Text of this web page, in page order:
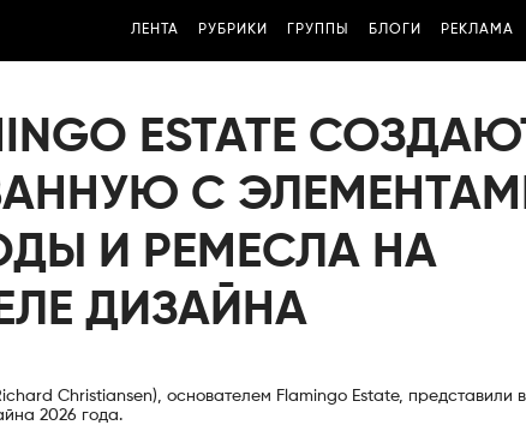
ЛЕНТА РУБРИКИ ГРУППЫ БЛОГИ РЕКЛАМА
ESTATE
С
И РЕМЕСЛА НА
ДИЗАЙНА
Christiansen), основателем Flamingo Estate, представили
2026 года.